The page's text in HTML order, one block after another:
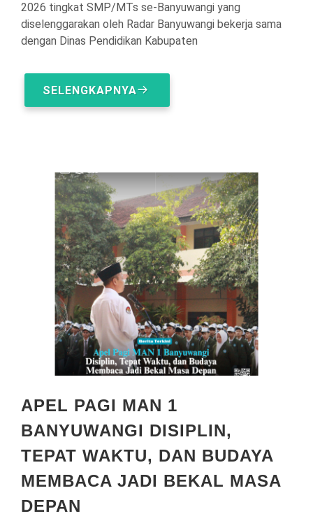
2026 tingkat SMP/MTs se-Banyuwangi yang
diselenggarakan oleh Radar Banyuwangi bekerja sama
dengan Dinas Pendidikan Kabupaten
SELENGKAPNYA
APEL PAGI MAN 1
BANYUWANGI DISIPLIN,
TEPAT WAKTU, DAN BUDAYA
MEMBACA JADI BEKAL MASA
DEPAN